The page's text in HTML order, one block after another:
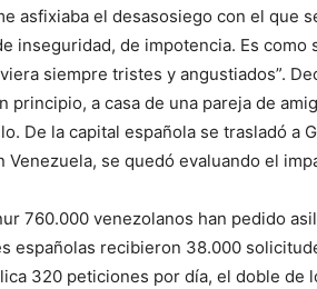
asfixiaba el desasosiego con el que
inseguridad, de impotencia. Es
siempre tristes y angustiados”.
principio, a casa de una pareja de
De la capital española se trasladó a
Venezuela, se quedó evaluando el
760.000 venezolanos han pedido
españolas recibieron 38.000
320 peticiones por día, el doble de